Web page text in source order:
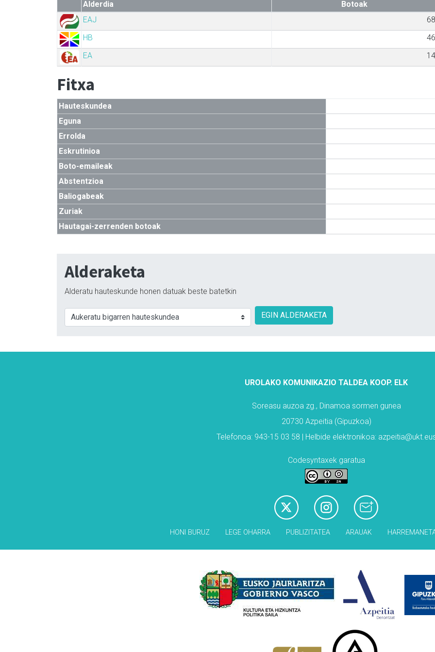
Alderdia
Botoak
EAJ
68
HB
46
EA
14
Fitxa
Hauteskundea
Eguna
Errolda
Eskrutinioa
Boto-emaileak
Abstentzioa
Baliogabeak
Zuriak
Hautagai-zerrenden botoak
Alderaketa
Alderatu hauteskunde honen datuak beste batetkin
EGIN ALDERAKETA
UROLAKO KOMUNIKAZIO TALDEA KOOP. ELK
Soreasu auzoa zg., Dinamoa sormen gunea
20730 Azpeitia (Gipuzkoa)
Telefonoa: 943-15 03 58 | Helbide elektronikoa:
Codesyntaxek garatua
HONI BURUZ LEGE OHARRA PUBLIZITATEA ARAUAK